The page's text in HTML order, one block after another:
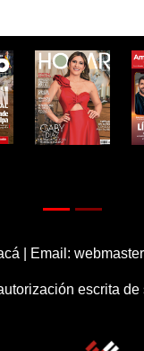
| Email:
escrita